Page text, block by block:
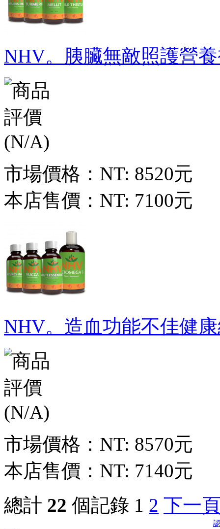
NHV。胰臟無敵照護營
市場價格： NT: 8520元
本店售價： NT: 7100元
NHV。造血功能不佳健
市場價格： NT: 8570元
本店售價： NT: 7140元
總計 22 個記錄 1 2 下一